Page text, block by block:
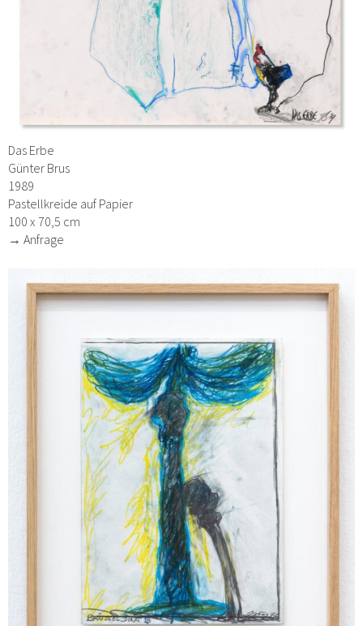
Das Erbe
Günter Brus
1989
Pastellkreide auf Papier
100 x 70,5 cm
→ Anfrage